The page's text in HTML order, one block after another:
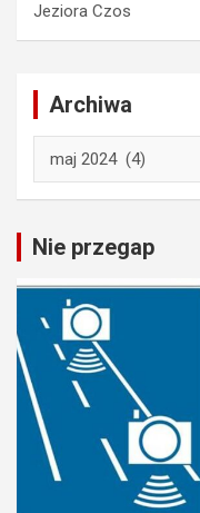
Jeziora Czos
Archiwa
Nie przegap